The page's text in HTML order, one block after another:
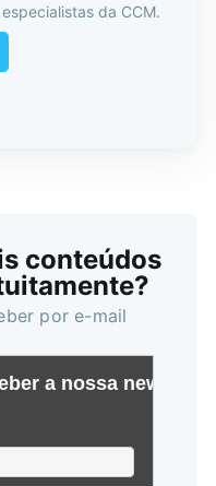
da CCM.
conteúdos
por e-mail